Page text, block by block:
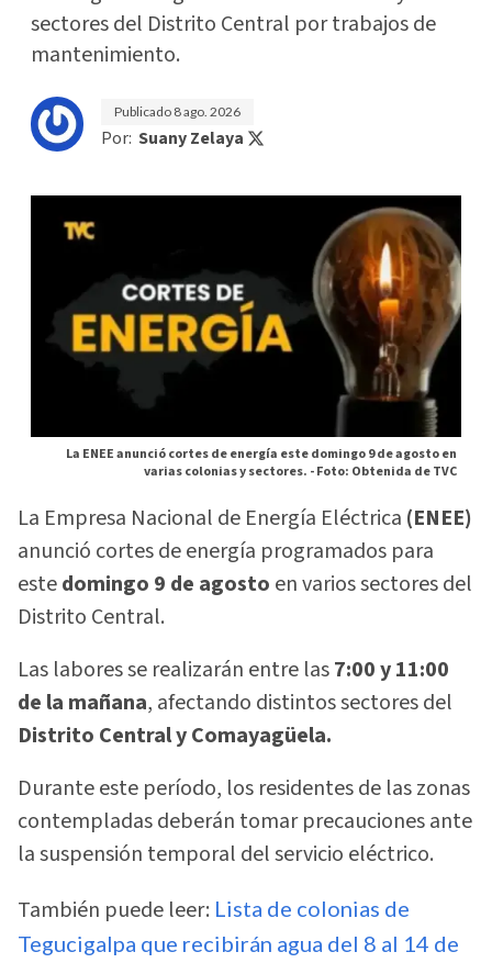
sectores del Distrito Central por trabajos de
mantenimiento.
Publicado 8 ago. 2026
Por: Suany Zelaya
La ENEE anunció cortes de energía este domingo 9 de agosto en
varias colonias y sectores. -Foto: Obtenida de TVC
La Empresa Nacional de Energía Eléctrica (ENEE)
anunció cortes de energía programados para
estedomingo 9 de agosto en varios sectores del
Distrito Central.
Las labores se realizarán entre las7:00 y 11:00
de la mañana, afectando distintos sectores del
Distrito Central y Comayagüela.
Durante este período, los residentes de las zonas
contempladas deberán tomar precauciones ante
la suspensión temporal del servicio eléctrico.
También puede leer: Lista de colonias de
Tegucigalpa que recibirán agua del 8 al 14 de